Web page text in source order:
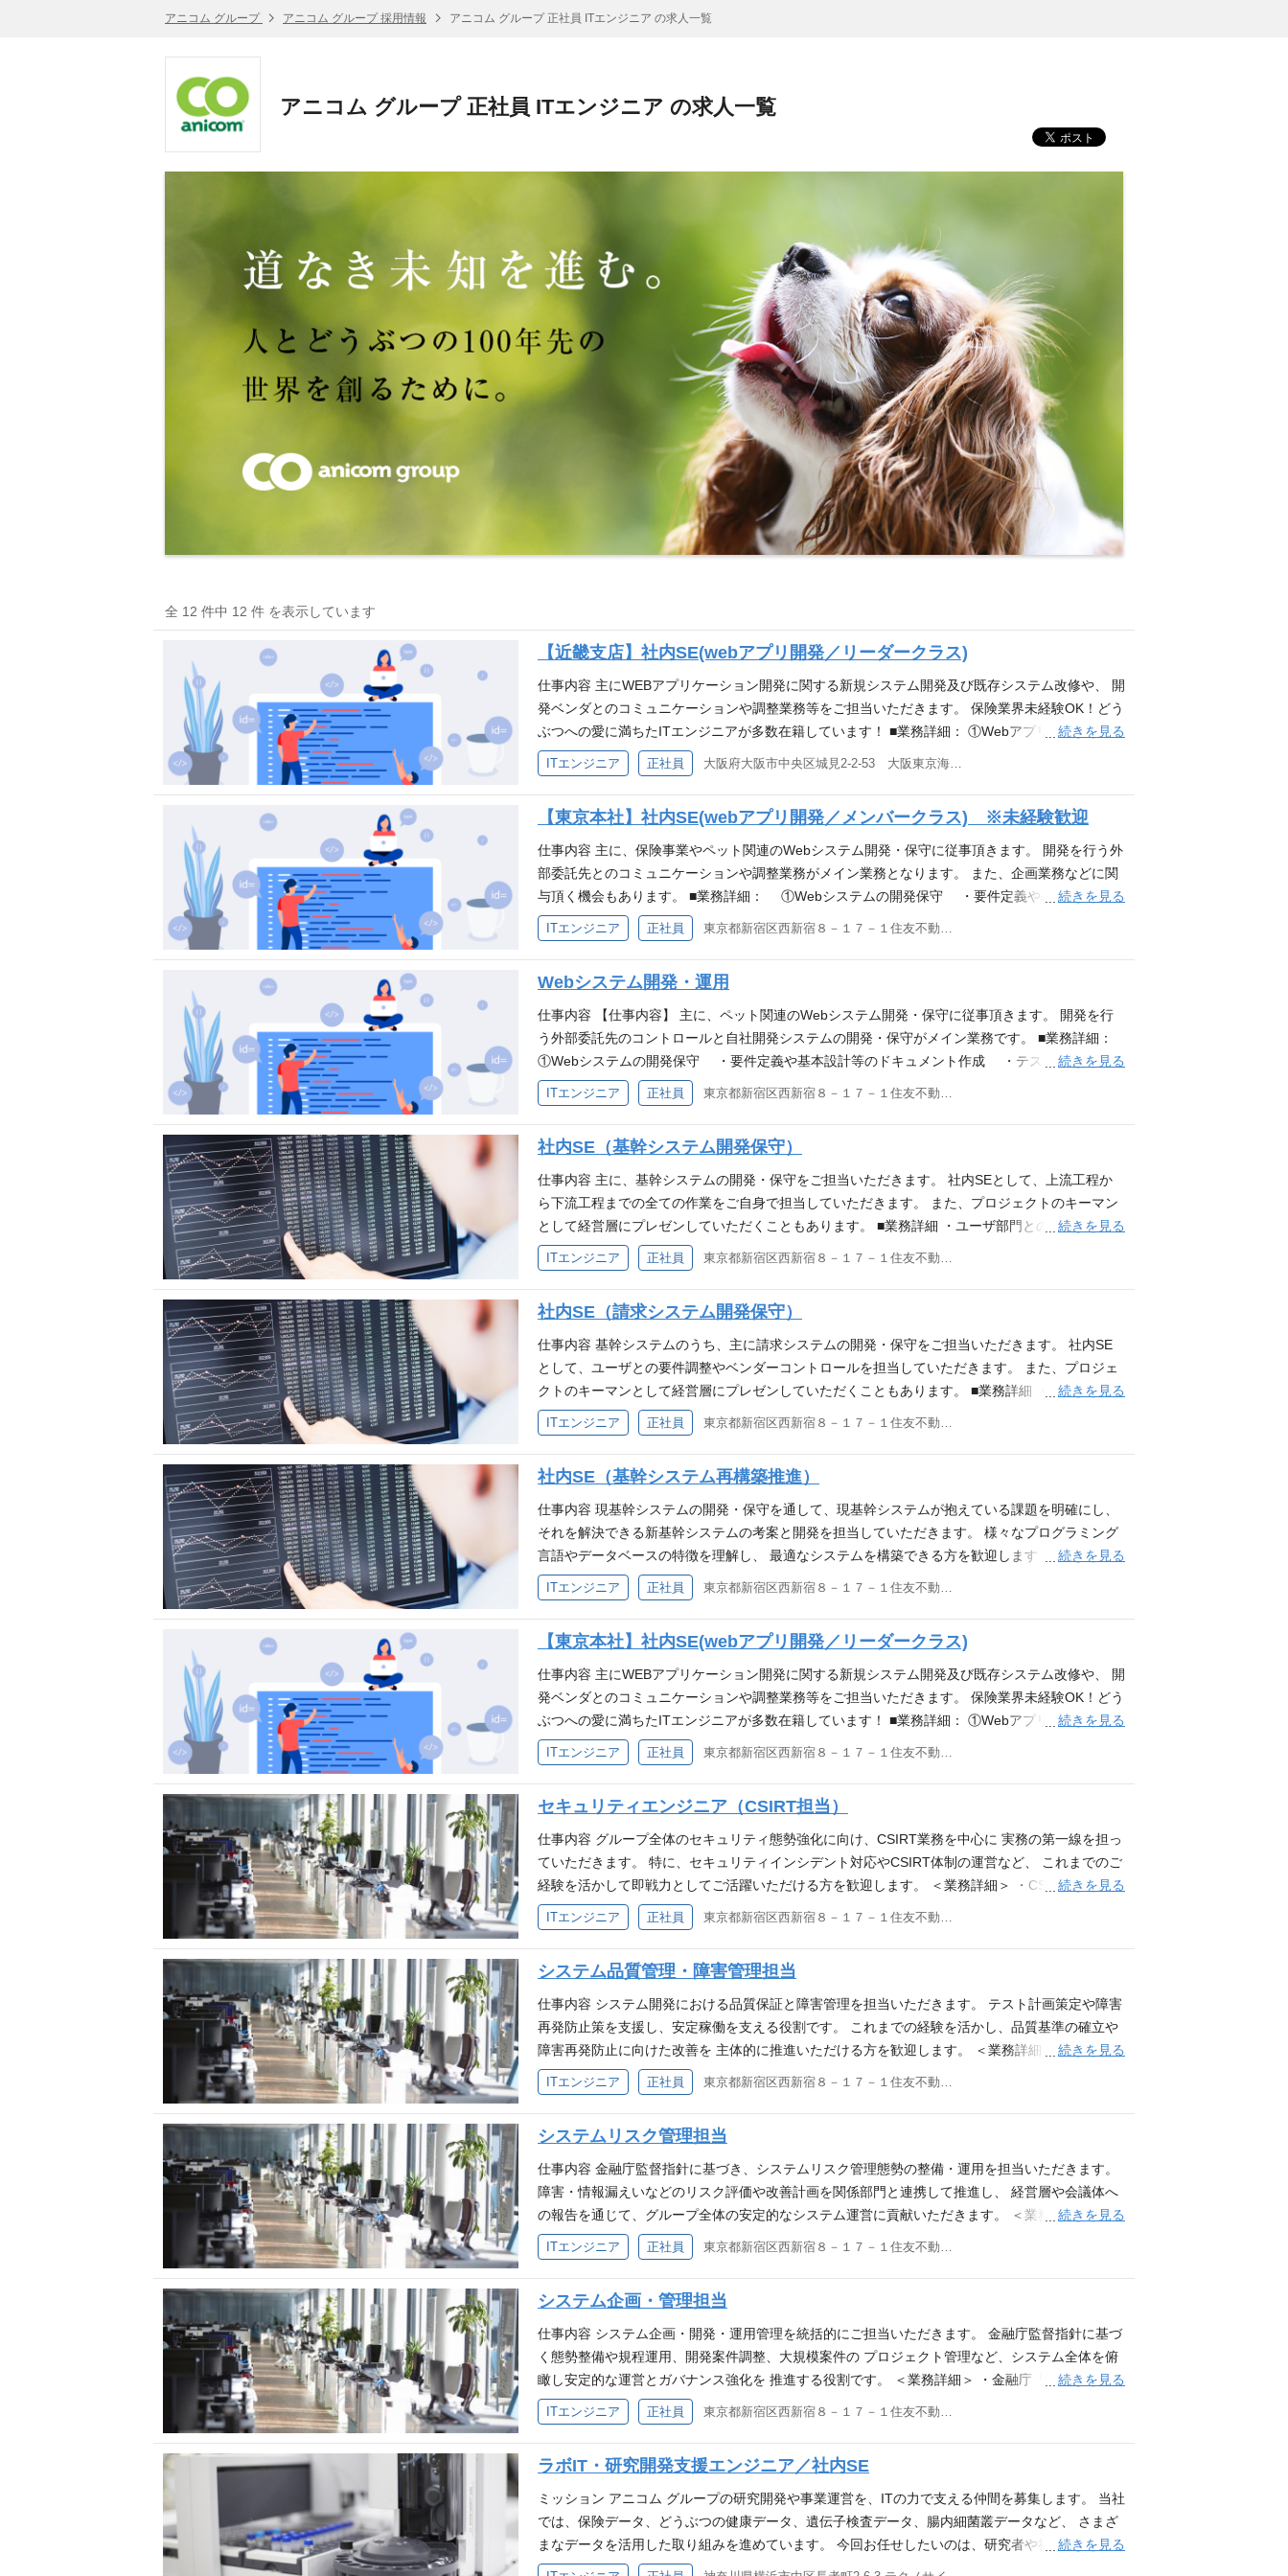
アニコム グループ アニコム グループ 採用情報 アニコム グループ 正社員 ITエンジニア の求人一覧
アニコム グループ 正社員 ITエンジニア の求人一覧
全 12 件中 12 件 を表示しています
【近畿支店】社内SE(webアプリ開発／リーダークラス)
仕事内容 主にWEBアプリケーション開発に関する新規システム開発及び既存システム改修や、 開
発ベンダとのコミュニケーションや調整業務等をご担当いただきます。 保険業界未経験OK！どう
ぶつへの愛に満ちたITエンジニアが多数在籍しています！ ■業務詳細： ①Webアプリケーション
開発 ・業務要件定義、システム要件定義、基本設計書、詳細設計書等のドキュメント作成 ・実装
・テスト仕様書作成 ・リリース対応 ・不具合調査/修正対応 ・プロジェクトマネジメント（社内
ユーザ部門とのコミュニケーション・調整や、WBS作成・進捗管理、課題管理、障害管理等） ・
ベンダコントロール（期日管理、ドキュメント品質管理、課題管理、障害対応・連絡体制管理）
【開発例】 ・新規オンライン保険契約システム ・どうぶつ病院検索システム ・マイページ ・契
約者有効性確認システム ・保険⾦請求システム ・腸内環境検査の結果返しシステム ②新サービ
スの企画 依頼されたものを開発するだけではなく、どうぶつと飼い主の⽅に喜んでいただけるサ
ービス・商品をさまざまな⾓度から考え企画していくことも可能です。 ※スキルを活かした将来
的なジョブローテーションもございます。 開発環境 サーバーサイド：PHP, Laravel, Python フロ
ントエンド：Javascript,Vue.js, React.js データベース ：MySQL、PostgreSQL クラウド
：AWS 必須要件 ・3年以上のシステム開発経験（言語不問） ・webシステム開発における上
流工程の経験 ・どうぶつや飼い主様の笑顔と健康を生み出すためにIT領域で何ができるかを考
え、行動ができる 歓迎要件 ・PHP、Java、Pythonでの開発経験 ・SQL、Oracle等DBの知識 ・運
⽤経験（基盤系、サーバ監視、DB連携、アプリ保守、メンテナンス等） ・AWSなどのクラウドサ
経験。
続きを見る
ITエンジニア 正社員
【東京本社】社内SE(webアプリ開発／メンバークラス) ※未経験歓迎
仕事内容 主に、保険事業やペット関連のWebシステム開発・保守に従事頂きます。 開発を行う外
部委託先とのコミュニケーションや調整業務がメイン業務となります。 また、企画業務などに関
与頂く機会もあります。 ■業務詳細： ①Webシステムの開発保守 ・要件定義や基本設計等の
ドキュメント作成 ・テストの計画・実施 ・外部委託先の期限管理、課題管理等 ・その他
各種IT関連業務 ②新サービスの企画 ・ITを通じて飼い主の方に喜んで頂ける仕組みを考え企
画する。 ※スキルを活かした将来的なジョブローテーションもございます。 ★IT未経験の方、大
歓迎★ サポート業務など、少しずつ関連業務を担当し、将来的にはご自身で対応出来るよう成長
頂きます。 必須要件 ・向上心が高く、知識習得に積極的である。 ・チームでコミュニケーシ
ョンをとりながらの業務が可能である。 ・関係者との合意形成をとりながらの業務遂行が可能で
ある。 歓迎要件 ・IT関連業務に関わった事がある。 ・保険事業に関わった事がある。 ・何かし
らのマネジメント経験がある。 ・コミュニケーション力が高く、人間関係の構築が得意。
続きを見る
ITエンジニア 正社員
Webシステム開発・運用
仕事内容 【仕事内容】 主に、ペット関連のWebシステム開発・保守に従事頂きます。 開発を行
う外部委託先のコントロールと自社開発システムの開発・保守がメイン業務です。 ■業務詳細：
①Webシステムの開発保守 ・要件定義や基本設計等のドキュメント作成 ・テストの計画・実
施 ・外部委託先の期限管理、課題管理等 ・その他各種IT関連業務 ※スキルを活かした将来的
なジョブローテーションもございます。 ★IT未経験の方、大歓迎★ サポート業務など、少しずつ
関連業務を担当し、将来的にはご自身で対応出来るよう成長頂きます。 必須要件 ・WEBシステム
の開発経験（言語不問） ・チームでコミュニケーションをとりながらの業務が可能である ・関係
者との合意形成をとりながらの業務遂行が可能である 歓迎要件 ・SQL、Oracle等DBの知識 ・PH
P、Javaでの開発経験。 ・AWSなどのクラウドサービスの活用経験。 ・運⽤経験（基盤系、サー
バ監視、DB連携、アプリ保守、メンテナンス等）。
続きを見る
ITエンジニア 正社員
社内SE（基幹システム開発保守）
仕事内容 主に、基幹システムの開発・保守をご担当いただきます。 社内SEとして、上流工程か
ら下流工程までの全ての作業をご自身で担当していただきます。 また、プロジェクトのキーマン
として経営層にプレゼンしていただくこともあります。 ■業務詳細 ・ユーザ部門との要件調整、
開発内容の提案 ・要件定義や基本設計等のドキュメント作成 ・実装 ・テスト仕様書作成、テス
ト実施 ・障害対応 ・ベンダーコントロール （作業サポート、契約締結、業務委託費支払等）
必須要件 ・チームでコミュニケーションをとりながらの業務が可能である ・関係者との合意
形成をとりながらの業務遂行が可能である ・2年以上のシステム開発経験 ・どうぶつが好きな方
歓迎要件 ・FileMakerの認定資格保有者
続きを見る
ITエンジニア 正社員
社内SE（請求システム開発保守）
仕事内容 基幹システムのうち、主に請求システムの開発・保守をご担当いただきます。 社内SE
として、ユーザとの要件調整やベンダーコントロールを担当していただきます。 また、プロジェ
クトのキーマンとして経営層にプレゼンしていただくこともあります。 ■業務詳細 ・ユーザ部門
との要件調整、開発内容の提案 ・ユーザ部門からの問合せ対応、システム・データの調査 ・ベン
ダーコントロール （作業指示、進捗管理、成果物レビュー、契約締結、業務委託費支払等） 必
須要件 ・チームでコミュニケーションをとりながらの業務が可能である ・関係者との合意形成を
とりながらの業務遂行が可能である ・１年以上のＷＥＢシステム開発経験（Java） ・どうぶつが
好きな方 歓迎要件 ・１年以上のチームリーダ経験 ・フレームワーク（Struts,TERASOLUNA）の
開発経験者 ・データベース（Oracle）の開発経験者 ・FileMakerの認定資格保有者
続きを見る
ITエンジニア 正社員
社内SE（基幹システム再構築推進）
仕事内容 現基幹システムの開発・保守を通して、現基幹システムが抱えている課題を明確にし、
それを解決できる新基幹システムの考案と開発を担当していただきます。 様々なプログラミング
言語やデータベースの特徴を理解し、 最適なシステムを構築できる方を歓迎します！ ■業務詳細
・現基幹システムの開発、保守 ・現基幹システムの調査、解析 ・新基幹システムの考案 ・ベン
ダーコントロール （委託先選定、作業指示、進捗管理、成果物レビュー、契約締結、業務委託
費支払等） 必須要件 ・１年以上のチームリーダ経験 ・3年以上のＷＥＢシステム開発経験（言語
不問） ・新しい技術を自ら学ぶ熱意がある ・どうぶつが好きな方 歓迎要件 ・FileMakerの認定資
格保有者 ・複数のプログラミング言語の開発経験者 ・複数のデータベースの開発経験者 ・クラ
ウドサービスを利用した開発経験者
続きを見る
ITエンジニア 正社員
【東京本社】社内SE(webアプリ開発／リーダークラス)
仕事内容 主にWEBアプリケーション開発に関する新規システム開発及び既存システム改修や、 開
発ベンダとのコミュニケーションや調整業務等をご担当いただきます。 保険業界未経験OK！どう
ぶつへの愛に満ちたITエンジニアが多数在籍しています！ ■業務詳細： ①Webアプリケーション
開発 ・業務要件定義、システム要件定義、基本設計書、詳細設計書等のドキュメント作成 ・実装
・テスト仕様書作成 ・リリース対応 ・不具合調査/修正対応 ・プロジェクトマネジメント（社内
ユーザ部門とのコミュニケーション・調整や、WBS作成・進捗管理、課題管理、障害管理等） ・
ベンダコントロール（期日管理、ドキュメント品質管理、課題管理、障害対応・連絡体制管理）
【開発例】 ・新規オンライン保険契約システム ・どうぶつ病院検索システム ・マイページ ・契
約者有効性確認システム ・保険⾦請求システム ・腸内環境検査の結果返しシステム ②新サービ
スの企画 依頼されたものを開発するだけではなく、どうぶつと飼い主の⽅に喜んでいただけるサ
ービス・商品をさまざまな⾓度から考え企画していくことも可能です。 ※スキルを活かした将来
的なジョブローテーションもございます。 開発環境 サーバーサイド：PHP, Laravel, Python フロ
ントエンド：Javascript,Vue.js, React.js データベース ：MySQL、PostgreSQL クラウド
：AWS 必須要件 ・3年以上のシステム開発経験（言語不問） ・webシステム開発における上
流工程の経験 ・どうぶつや飼い主様の笑顔と健康を生み出すためにIT領域で何ができるかを考
え、行動ができる 歓迎要件 ・PHP、Java、Pythonでの開発経験 ・SQL、Oracle等DBの知識 ・運
⽤経験（基盤系、サーバ監視、DB連携、アプリ保守、メンテナンス等） ・AWSなどのクラウドサ
経験。
続きを見る
ITエンジニア 正社員
セキュリティエンジニア（CSIRT担当）
仕事内容 グループ全体のセキュリティ態勢強化に向け、CSIRT業務を中心に 実務の第一線を担っ
ていただきます。 特に、セキュリティインシデント対応やCSIRT体制の運営など、 これまでのご
経験を活かして即戦力としてご活躍いただける方を歓迎します。 ＜業務詳細＞ ・CSIRT体制整
備・組織運営 ・セキュリティインシデント発生時の初動対応・社内外関係部署との調整 原因分
析・再発防止策の検討 ・アラートや脆弱性情報の収集・分析・対応方針の整理 ・インシデント対
応手順や関連規程の策定・更新 ・定期的なセキュリティ点検・評価および改善提案 ・社員向け教
育・訓練、啓発活動の実施 ※当社では法人向け生成AI『ChatGPT Enterprise』を導入しており、
システム開発や業務改善、専門的な課題整理に活用することで、 業務効率化や高度化を進め
ています。 ※業務詳細は一例であり、チームの一員としてIT企画課が担う幅広い業務にも 参画
いただけます。 ※原則、試用期間終了後、週1日テレワーク相談可能（週2日以上は個別承認） 必
須要件 CSIRT運用業務の経験 事業会社におけるセキュリティ実務経験 セキュリティインシデン
ト対応経験 歓迎要件 セキュリティ関連規格（NIST、ISO27000、FISC等）の知見 セキュリティ
関連資格を保持 セキュリティ製品やソリューション導入経験 社内外の関係者と協働しながら課題
解決を推進した経験 金融・保険業界での業務経験があれば尚可
続きを見る
ITエンジニア 正社員
システム品質管理・障害管理担当
仕事内容 システム開発における品質保証と障害管理を担当いただきます。 テスト計画策定や障害
再発防止策を支援し、安定稼働を支える役割です。 これまでの経験を活かし、品質基準の確立や
障害再発防止に向けた改善を 主体的に推進いただける方を歓迎します。 ＜業務詳細＞ ・基幹シ
ステム・Webシステムの開発プロジェクトにおける品質保証活動の企画・推進 ・品質基準やテス
ト計画の策定支援・実施管理 ・システム障害管理（運用管理全般、傾向分析・資料作成、 根本
原因分析・再発防止策策定支援・実施管理） ・障害管理プロセスの改善・標準化 ・ベンダーとの
品質保証に関する調整・改善指導 ※当社では法人向け生成AI『ChatGPT Enterprise』を導入して
おり、 システム開発や業務改善、専門的な課題整理に活用することで、 業務効率化や高度化
を進めています。 ※業務詳細は一例であり、チームの一員としてIT企画課が担う幅広い業務にも
参画いただけます。 ※原則、試用期間終了後、週1日テレワーク相談可能（週2日以上は個別承
認） 必須要件 システム開発（アプリ／インフラ問わず）における品質管理またはテスト計画立案
の経験 システム障害管理（インシデント管理）の実務経験 歓迎要件 品質保証部門やQAエンジニ
アとしての経験 プロジェクトマネジメントの基本知識（PMBOK／ITIL等） プロジェクト管理や
インシデント管理ツールの利用経験 金融・保険業界での業務経験があれば尚可
続きを見る
ITエンジニア 正社員
システムリスク管理担当
仕事内容 金融庁監督指針に基づき、システムリスク管理態勢の整備・運用を担当いただきます。
障害・情報漏えいなどのリスク評価や改善計画を関係部門と連携して推進し、 経営層や会議体へ
の報告を通じて、グループ全体の安定的なシステム運営に貢献いただきます。 ＜業務詳細＞ ・金
融庁「保険会社向けの総合的な監督指針」等に基づくシステムリスク管理態勢の整備・運用 ・四
半期ごとのリスク管理部主管点検への対応、改善事項を整理・フォローアップ ・IT部門独自に抽
出したシステムリスクの評価・優先度付け ・リスク対策計画の策定、改善実行の推進、進捗管
理、効果測定（継続的な改善活動） ・ベンダーコントロール（リスク低減策や改善推進に関する
指導・調整） ・会議体報告資料の作成・説明対応 ※当社では法人向け生成AI『ChatGPT Enterpri
se』を導入しており、 システム開発や業務改善、専門的な課題整理に活用することで、 業務
効率化や高度化を進めています。 ※業務詳細は一例であり、チームの一員としてIT企画課が担う
幅広い業務にも参画いただけます。 ※原則、試用期間終了後、週1日テレワーク相談可能（週2日
以上は個別承認） 必須要件 システムリスク管理、内部統制、または情報セキュリティ管理のいず
れかに携わった実務経験 システム開発またはインフラ構築に関する基礎知識・実務経験 課題管
理・改善推進における関係者調整、資料作成・報告の実務経験 歓迎要件 金融または保険業界での
システムリスク管理経験 システム監査やセキュリティ関連資格の保持 監査対応の経験 複数部門
を巻き込んだ改善プロジェクト推進の経験 プロジェクトマネジメントの基礎知識（PMBOK／ITIL
等）
続きを見る
ITエンジニア 正社員
システム企画・管理担当
仕事内容 システム企画・開発・運用管理を統括的にご担当いただきます。 金融庁監督指針に基づ
く態勢整備や規程運用、開発案件調整、大規模案件の プロジェクト管理など、システム全体を俯
瞰し安定的な運営とガバナンス強化を 推進する役割です。 ＜業務詳細＞ ・金融庁「保険会社向
けの総合的な監督指針」等に基づくシステム企画・開発・運用管理の 整備・運用 ・開発関連規
程に即した開発管理および標準化の推進 ・ユーザ部門からの開発案件依頼の受付、開発・運用部
門との調整・連携 ・システムリリース承認会議の運営 ・大規模開発案件におけるプロジェクト管
理（進捗・コスト・品質） ・会議体報告資料の作成・説明対応 ※当社では法人向け生成AI『Chat
GPT Enterprise』を導入しており、 システム開発や業務改善、専門的な課題整理に活用するこ
とで、 業務効率化や高度化を進めています。 ※業務詳細は一例であり、チームの一員としてIT
企画課が担う幅広い業務にも参画いただけます。 ※原則、試用期間終了後、週1日テレワーク相
談可能（週2日以上は個別承認） 必須要件 システム開発または運用に関する実務経験 開発案件に
続きを見る
ITエンジニア 正社員
ラボIT・研究開発支援エンジニア／社内SE
ミッション アニコム グループの研究開発や事業運営を、ITの力で支える仲間を募集します。 当社
では、保険データ、どうぶつの健康データ、遺伝子検査データ、腸内細菌叢データなど、 さまざ
まなデータを活用した取り組みを進めています。 今回お任せしたいのは、研究者や社内メンバー
が安心して業務に取り組めるよう、 PC、サーバー、ネットワーク、データ管理などのIT環境を整
続きを見る